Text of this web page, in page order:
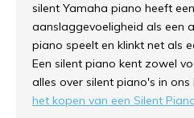
silent Yamaha piano heeft
aanslaggevoeligheid als een
piano speelt en klinkt net als
Een silent piano kent zowel
alles over silent piano's in ons
het kopen van een Silent